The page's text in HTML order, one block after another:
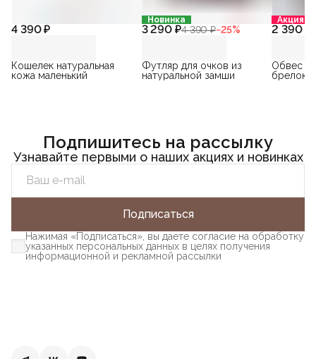
4 390 ₽
Кошелек натуральная
кожа маленький
Новинка
3 290 ₽4 390 ₽−25%
Футляр для очков из
натуральной замши
Акция
2 390 ₽
Обвес
брелок
Подпишитесь на рассылку
Узнавайте первыми о наших акциях и новинках
Подписаться
Нажимая «Подписаться», вы даете согласие на обработку
указанных персональных данных в целях получения
информационной и рекламной рассылки